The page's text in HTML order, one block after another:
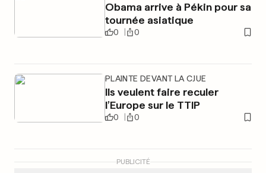
Obama arrive à Pékin pour sa
tournée asiatique
0 0
PLAINTE DEVANT LA CJUE
Ils veulent faire reculer
l’Europe sur le TTIP
0 0
PUBLICITÉ